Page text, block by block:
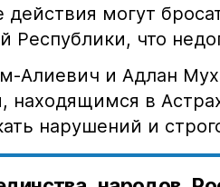
действия могут
Республики, что
Алиевич и Адлан
находящимся в
нарушений и